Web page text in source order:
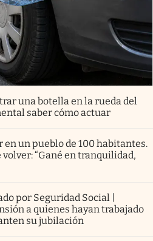
una botella en la rueda del
saber cómo actuar
en un pueblo de 100 habitantes.
“Gané en tranquilidad,
por Seguridad Social |
a quienes hayan trabajado
su jubilación